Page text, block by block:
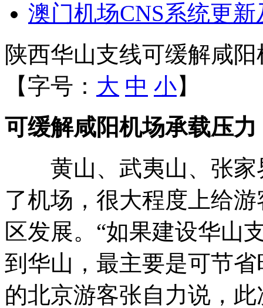
澳门机场CNS系统更
陕西华山支线可缓解咸
【字号： 大 中 小】
可缓解咸阳机场承载压力
黄山、武夷山、张家
了机场，很大程度上给
区发展。“如果建设华山
到华山，最主要是可节
的北京游客张自力说，